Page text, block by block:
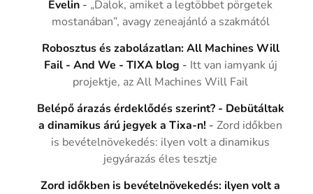
Evelin - „Dalok, amiket a legtöbbet pörgetek
mostanában”, avagy zeneajánló a szakmától
Robosztus és zabolázatlan: All Machines Will
Fail - And We - TIXA blog - Itt van iamyank új
projektje, az All Machines Will Fail
Belépő árazás érdeklődés szerint? - Debütáltak
a dinamikus árú jegyek a Tixa-n! -Zord időkben
is bevételnövekedés: ilyen volt a dinamikus
jegyárazás éles tesztje
Zord időkben is bevételnövekedés: ilyen volt a